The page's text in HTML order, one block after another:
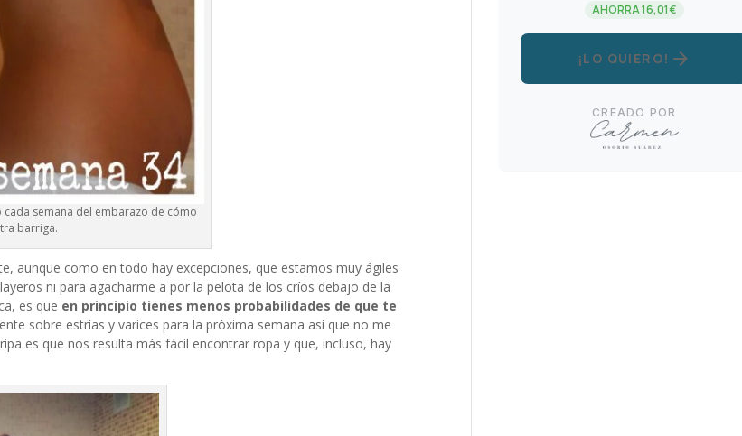
cada semana del embarazo de cómo
barriga.
aunque como en todo hay excepciones, que estamos muy ágiles
ni para agacharme a por la pelota de los críos debajo de la
es que en principio tienes menos probabilidades de que te
sobre estrías y varices para la próxima semana así que no me
es que nos resulta más fácil encontrar ropa y que, incluso, hay
AHORRA 16,01€
¡LO QUIERO! arrow_forward
CREADO POR